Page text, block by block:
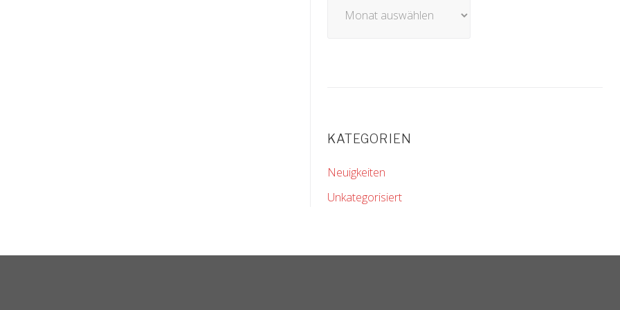
KATEGORIEN
Neuigkeiten
Unkategorisiert